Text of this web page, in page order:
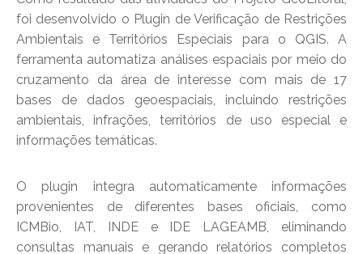
foi desenvolvido o Plugin de Verificação de Restrições
Ambientais e Territórios Especiais para o QGIS. A
ferramenta automatiza análises espaciais por meio do
cruzamento da área de interesse com mais de 17
bases de dados geoespaciais, incluindo restrições
ambientais, infrações, territórios de uso especial e
informações temáticas.
O plugin integra automaticamente informações
provenientes de diferentes bases oficiais, como
ICMBio, IAT, INDE e IDE LAGEAMB, eliminando
consultas manuais e gerando relatórios completos